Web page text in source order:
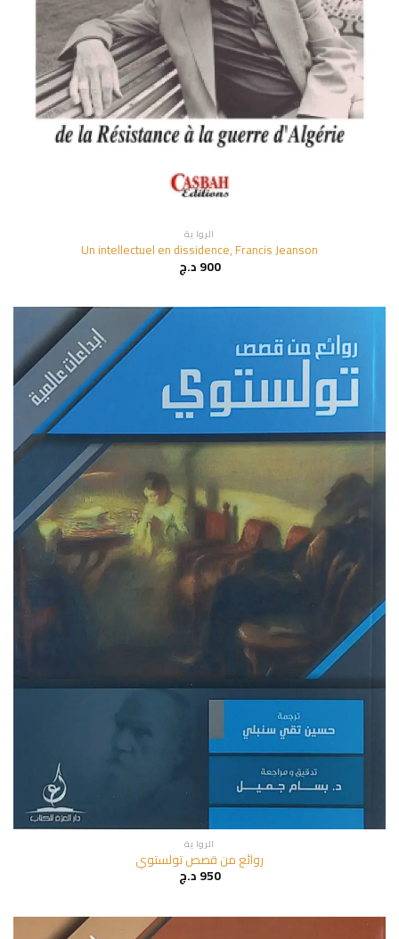
الروا ية
Un intellectuel en dissidence, Francis Jeanson
900د.ج
الروا ية
روائع من قصص تولستوي
950د.ج